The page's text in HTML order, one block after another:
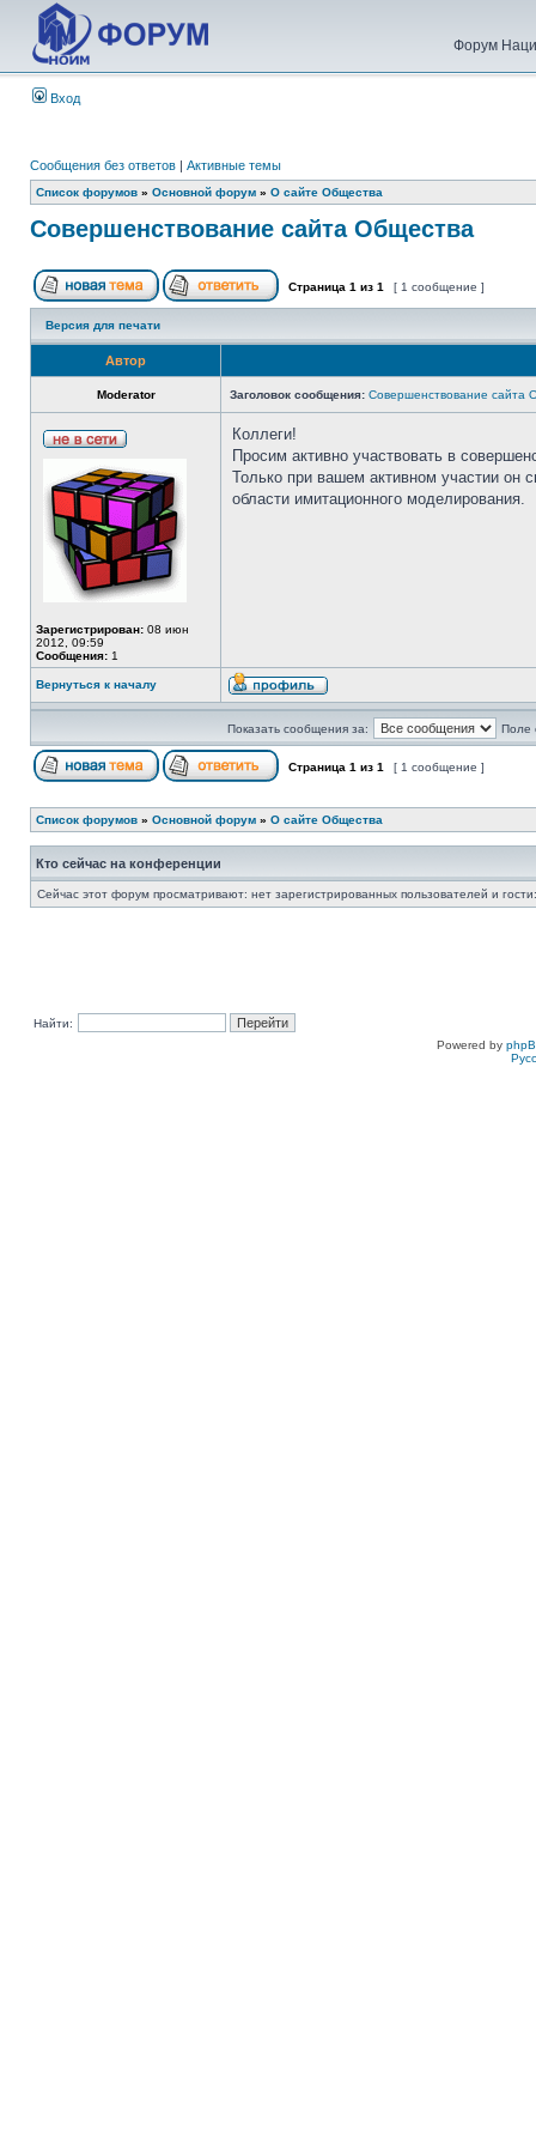
Форум
Вход
Сообщения без ответов | Активные темы
Список форумов » Основной форум » О сайте Общества
Совершенствование сайта Общества
Страница 1 из 1 [ 1 сообщение ]
Версия для печати
Автор
Moderator Заголовок сообщения: Совершенствование сайта
Зарегистрирован: 08 июн
2012, 09:59
Сообщения: 1
Коллеги!
Просим активно участвовать в
Только при вашем активном участии он
области имитационного моделирования.
Вернуться к началу
Показать сообщения за: Поле
Страница 1 из 1 [ 1 сообщение ]
Список форумов » Основной форум » О сайте Общества
Кто сейчас на конференции
Сейчас этот форум просматривают: нет зарегистрированных пользователей и
Найти:
Powered by